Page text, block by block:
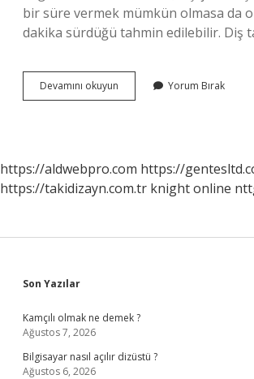
bir süre vermek mümkün olmasa da
dakika sürdüğü tahmin edilebilir. Diş
Devamını okuyun
Temizliği
Yorum Bırak
https://aldwebpro.com https://
https://takidizayn.com.tr knight online
Sidebar
Son Yazılar
Kamçılı olmak ne demek ?
Ağustos 7, 2026
Bilgisayar nasıl açılır dizüstü ?
Ağustos 6, 2026